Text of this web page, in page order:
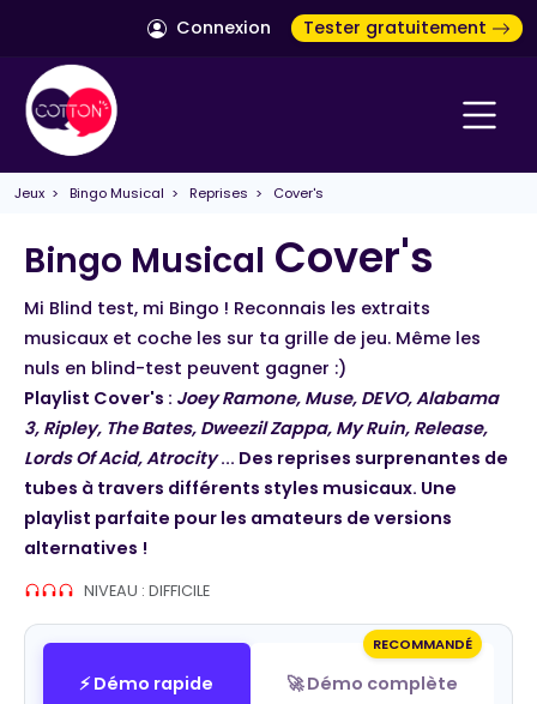
Connexion Tester gratuitement
Jeux > Bingo Musical > Reprises > Cover's
Bingo Musical Cover's
Mi Blind test, mi Bingo ! Reconnais les extraits
musicaux et coche les sur ta grille de jeu. Même les
nuls en blind-test peuvent gagner :)
Playlist Cover's : Joey Ramone, Muse, DEVO, Alabama
3, Ripley, The Bates, Dweezil Zappa, My Ruin, Release,
Lords Of Acid, Atrocity... Des reprises surprenantes de
tubes à travers différents styles musicaux. Une
playlist parfaite pour les amateurs de versions
alternatives !
NIVEAU : DIFFICILE
⚡ Démo rapide
RECOMMANDÉ
🚀 Démo complète